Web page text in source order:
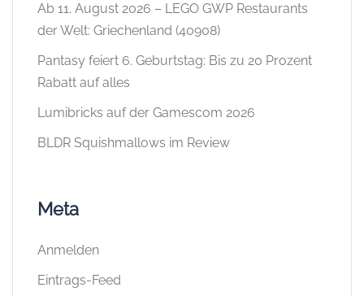
Ab 11. August 2026 – LEGO GWP Restaurants
der Welt: Griechenland (40908)
Pantasy feiert 6. Geburtstag: Bis zu 20 Prozent
Rabatt auf alles
Lumibricks auf der Gamescom 2026
BLDR Squishmallows im Review
Meta
Anmelden
Eintrags-Feed